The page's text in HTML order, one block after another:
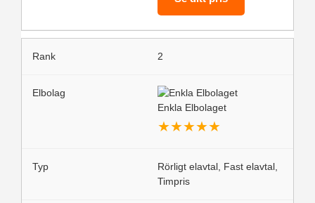
2
Enkla Elbolaget
★★★★★
Rörligt elavtal, Fast elavtal,
Timpris